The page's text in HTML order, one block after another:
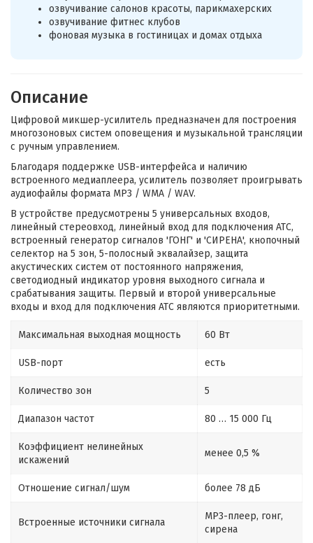
озвучивание салонов красоты, парикмахерских
озвучивание фитнес клубов
фоновая музыка в гостиницах и домах отдыха
Описание
Цифровой микшер-усилитель предназначен для построения
многозоновых систем оповещения и музыкальной трансляции
с ручным управлением.
Благодаря поддержке USB-интерфейса и наличию
встроенного медиаплеера, усилитель позволяет проигрывать
аудиофайлы формата MP3 / WMA / WAV.
В устройстве предусмотрены 5 универсальных входов,
линейный стереовход, линейный вход для подключения АТС,
встроенный генератор сигналов 'ГОНГ' и 'СИРЕНА', кнопочный
селектор на 5 зон, 5-полосный эквалайзер, защита
акустических систем от постоянного напряжения,
светодиодный индикатор уровня выходного сигнала и
срабатывания защиты. Первый и второй универсальные
входы и вход для подключения АТС являются приоритетными.
Максимальная выходная мощность 60 Вт
USB-порт есть
Количество зон 5
Диапазон частот 80 … 15 000 Гц
Коэффициент нелинейных
искажений
менее 0,5 %
Отношение сигнал/шум более 78 дБ
Встроенные источники сигнала
MP3-плеер, гонг,
сирена